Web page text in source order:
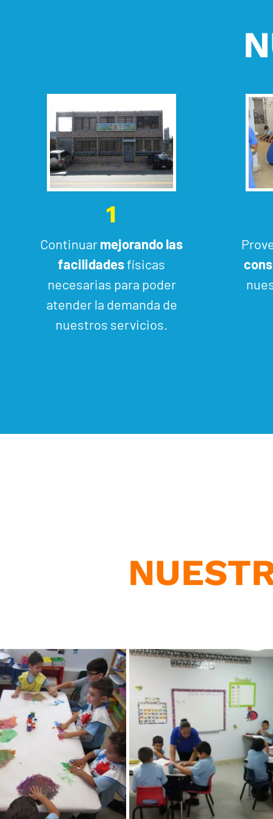
1
Continuarmejorando las
facilidadesfísicas
necesarias para poder
atender la demanda de
nuestros servicios.